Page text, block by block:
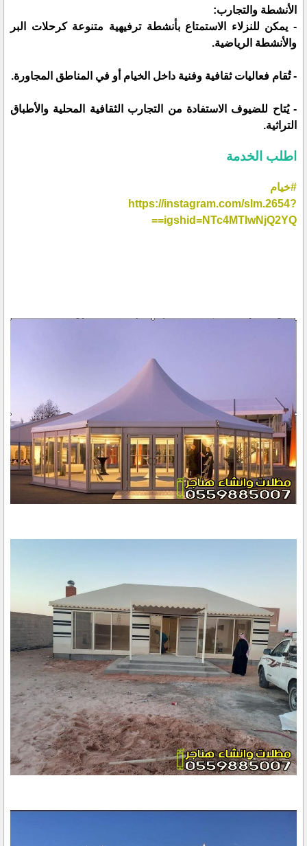
الأنشطة والتجارب:
- يمكن للنزلاء الاستمتاع بأنشطة ترفيهية متنوعة كرحلات البر
والأنشطة الرياضية.
- تُقام فعاليات ثقافية وفنية داخل الخيام أو في المناطق المجاورة.
- يُتاح للضيوف الاستفادة من التجارب الثقافية المحلية والأطباق
التراثية.
اطلب الخدمة
#خيام
https://instagram.com/slm.2654?
igshid=NTc4MTIwNjQ2YQ==